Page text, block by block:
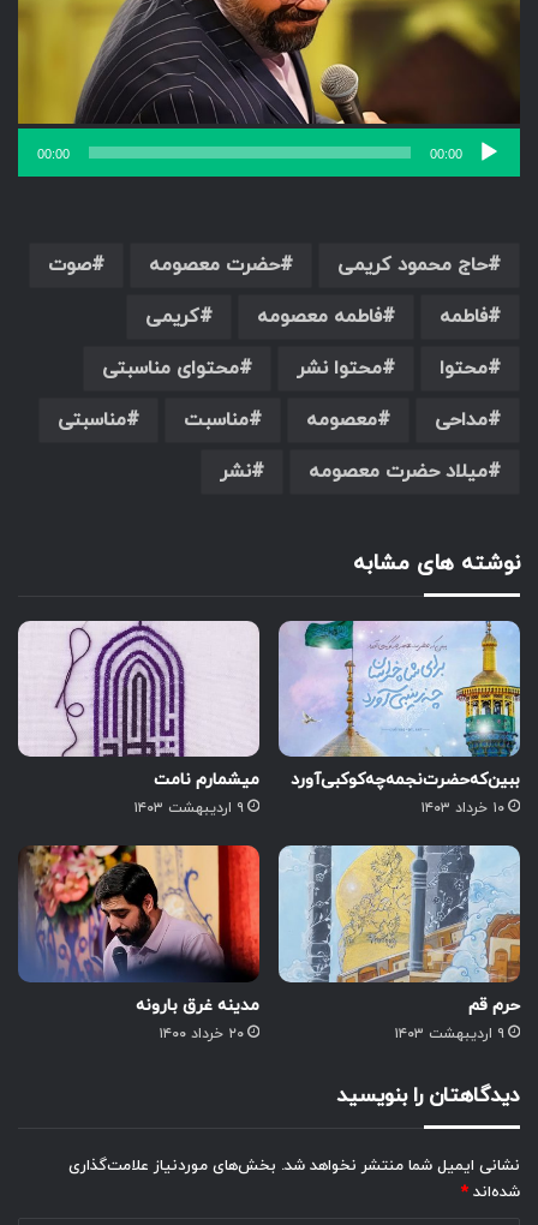
00:00
00:00
حاج محمود کریمی حضرت معصومه
صوت
فاطمه
فاطمه معصومه
کریمی
محتوا
محتوا نشر
محتوای مناسبتی
مداحی
معصومه مناسبت
مناسبتی
میلاد حضرت معصومه
نشر
نوشته های مشابه
ببین‌که‌حضرت‌نجمه‌چه‌کوکبی‌آورد
۱۰ خرداد ۱۴۰۳
میشمارم نامت
۹ اردیبهشت ۱۴۰۳
حرم قم
۹ اردیبهشت ۱۴۰۳
مدینه غرق بارونه
۲۰ خرداد ۱۴۰۰
دیدگاهتان را بنویسید
نشانی ایمیل شما منتشر نخواهد شد. بخش‌های موردنیاز علامت‌گذاری
شده‌اند *